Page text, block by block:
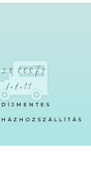
30.000Ft
felett
DÍJMENTES
HÁZHOZSZÁLLÍTÁS